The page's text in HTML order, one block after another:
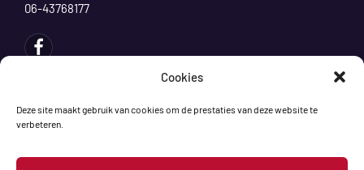
Cookies
Deze site maakt gebruik van cookies om de prestaties van deze website te
verbeteren.
06-43768177
Producten
Klantenservice